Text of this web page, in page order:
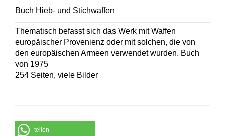
Buch Hieb- und Stichwaffen
Thematisch befasst sich das Werk mit Waffen
europäischer Provenienz oder mit solchen, die von
den europäischen Armeen verwendet wurden. Buch
von 1975
254 Seiten, viele Bilder
teilen